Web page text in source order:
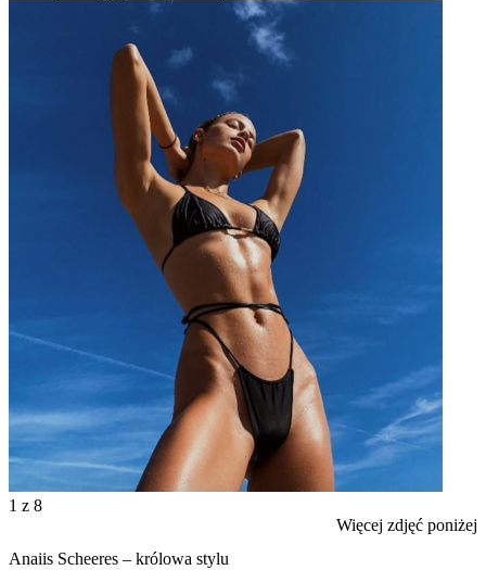
1 z 8
Więcej zdjęć poniżej
Anaiis Scheeres – królowa stylu